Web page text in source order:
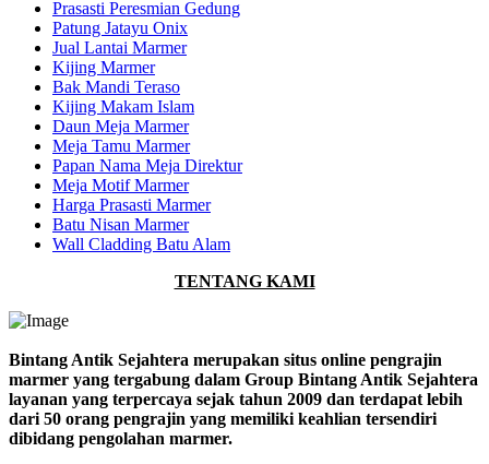
Prasasti Peresmian Gedung
Patung Jatayu Onix
Jual Lantai Marmer
Kijing Marmer
Bak Mandi Teraso
Kijing Makam Islam
Daun Meja Marmer
Meja Tamu Marmer
Papan Nama Meja Direktur
Meja Motif Marmer
Harga Prasasti Marmer
Batu Nisan Marmer
Wall Cladding Batu Alam
TENTANG KAMI
Bintang Antik Sejahtera merupakan situs online pengrajin
marmer yang tergabung dalam Group Bintang Antik Sejahtera
layanan yang terpercaya sejak tahun 2009 dan terdapat lebih
dari 50 orang pengrajin yang memiliki keahlian tersendiri
dibidang pengolahan marmer.